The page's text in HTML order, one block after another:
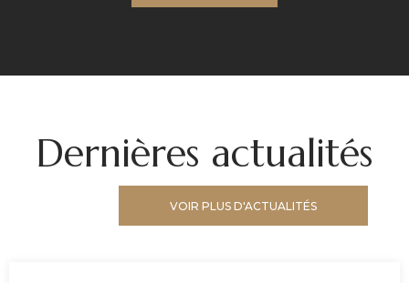
Dernières actualités
VOIR PLUS D'ACTUALITÉS